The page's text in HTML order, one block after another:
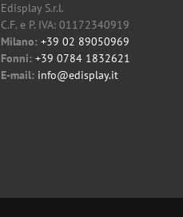
Edisplay S.r.l.
C.F. e P. IVA: 01172340919
Milano: +39 02 89050969
Fonni: +39 0784 1832621
E-mail: info@edisplay.it